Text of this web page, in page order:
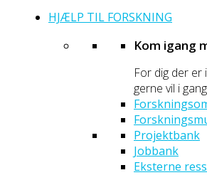
HJÆLP TIL FORSKNING
Kom igang
For dig der
gerne vil i
Projektbank
Jobbank
Eksterne